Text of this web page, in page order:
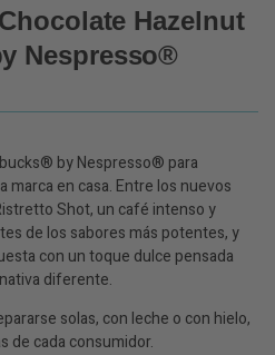
Hazelnut
Nespresso®
by Nespresso® para
marca en casa. Entre los nuevos
Shot, un café intenso y
de los sabores más potentes, y
con un toque dulce pensada
diferente.
solas, con leche o con hielo,
de cada consumidor.